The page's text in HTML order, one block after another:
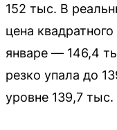
152 тыс. В
цена
январе — 146,4
резко упала до
уровне 139,7 тыс.